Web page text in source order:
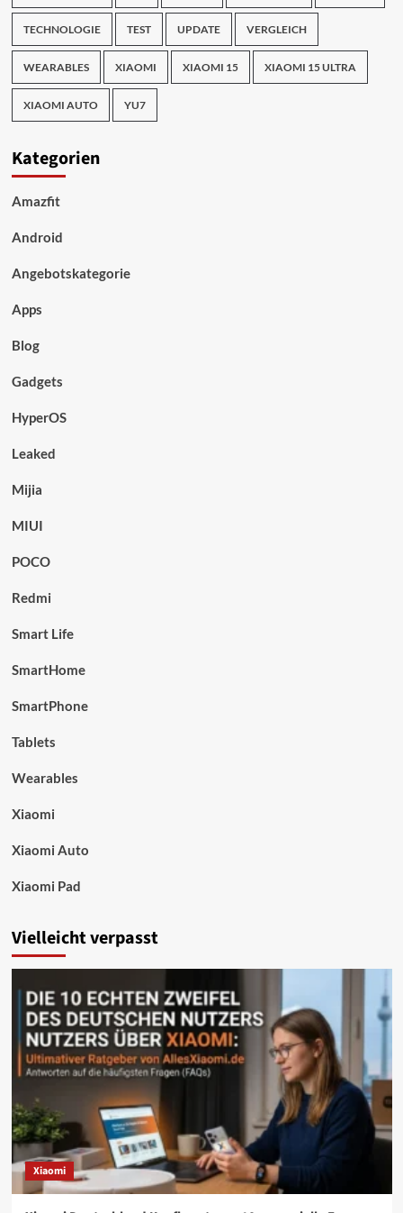
TECHNOLOGIE TEST UPDATE VERGLEICH
WEARABLES XIAOMI XIAOMI 15 XIAOMI 15 ULTRA
XIAOMI AUTO YU7
Kategorien
Amazfit
Android
Angebotskategorie
Apps
Blog
Gadgets
HyperOS
Leaked
Mijia
MIUI
POCO
Redmi
Smart Life
SmartHome
SmartPhone
Tablets
Wearables
Xiaomi
Xiaomi Auto
Xiaomi Pad
Vielleicht verpasst
Xiaomi